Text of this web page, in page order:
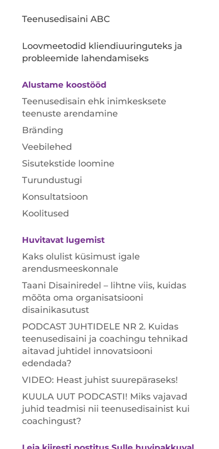
Teenusedisaini ABC
Loovmeetodid kliendiuuringuteks ja
probleemide lahendamiseks
Alustame koostööd
Teenusedisain ehk inimkesksete
teenuste arendamine
Bränding
Veebilehed
Sisutekstide loomine
Turundustugi
Konsultatsioon
Koolitused
Huvitavat lugemist
Kaks olulist küsimust igale
arendusmeeskonnale
Taani Disainiredel – lihtne viis, kuidas
mõõta oma organisatsiooni
disainikasutust
PODCAST JUHTIDELE NR 2. Kuidas
teenusedisaini ja coachingu tehnikad
aitavad juhtidel innovatsiooni
edendada?
VIDEO: Heast juhist suurepäraseks!
KUULA UUT PODCASTI! Miks vajavad
juhid teadmisi nii teenusedisainist kui
coachingust?